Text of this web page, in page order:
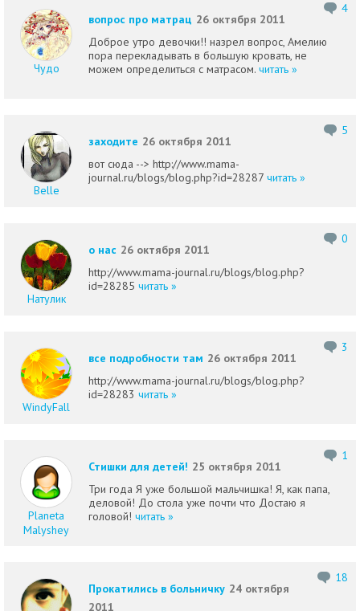
4
Чудо
вопрос про матрац 26 октября 2011
Доброе утро девочки!! назрел вопрос, Амелию
пора перекладывать в большую кровать, не
можем определиться с матрасом. читать »
5
Belle
заходите 26 октября 2011
вот сюда --> http://www.mama-
journal.ru/blogs/blog.php?id=28287 читать »
0
Натулик
о нас 26 октября 2011
http://www.mama-journal.ru/blogs/blog.php?
id=28285 читать »
3
WindyFall
все подробности там 26 октября 2011
http://www.mama-journal.ru/blogs/blog.php?
id=28283 читать »
1
Planeta
Malyshey
Стишки для детей! 25 октября 2011
Три года Я уже большой мальчишка! Я, как папа,
деловой! До стола уже почти что Достаю я
головой! читать »
18
Прокатились в больничку 24 октября
2011